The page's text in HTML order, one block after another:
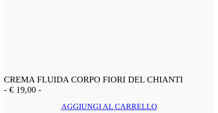
CREMA FLUIDA CORPO FIORI DEL CHIANTI
- € 19,00 -
AGGIUNGI AL CARRELLO